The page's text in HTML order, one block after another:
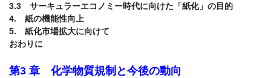
3.3 サーキュラーエコノミー時代に向けた「紙化」の目的
4. 紙の機能性向上
5. 紙化市場拡大に向けて
おわりに
第3 章 化学物質規制と今後の動向